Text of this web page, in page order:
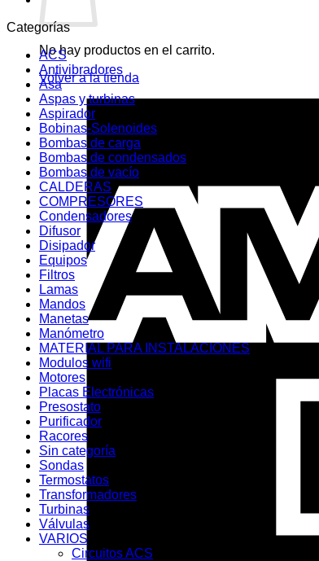
No hay productos en el carrito.
Volver a la tienda
Categorías
ACS
Antivibradores
Asa
Aspas y turbinas
Aspirador
Bobinas-Solenoides
Bombas de carga
Bombas de condensados
Bombas de vacío
CALDERAS
COMPRESORES
Condensadores
Difusor
Disipador
Equipos
Filtros
Lamas
Mandos
Manetas
Manómetro
MATERIAL PARA INSTALACIONES
Modulos wifi
Motores
Placas Electrónicas
Presostato
Purificador
Racores
Sin categoría
Sondas
Termostatos
Transformadores
Turbinas
Válvulas
VARIOS
Circuitos ACS